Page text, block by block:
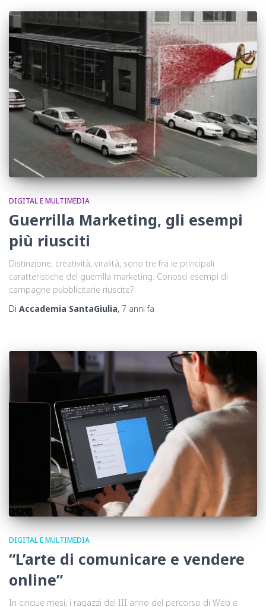
DIGITAL E MULTIMEDIA
Guerrilla Marketing, gli esempi
più riusciti
Distinzione, creatività, viralità, sono tre fra le principali
caratteristiche del guerrilla marketing. Conosci esempi di
campagne pubblicitarie riuscite?
Di Accademia SantaGiulia, 7 anni fa
DIGITAL E MULTIMEDIA
“L’arte di comunicare e vendere
online”
In cinque mesi, i ragazzi del III anno del percorso di Web e